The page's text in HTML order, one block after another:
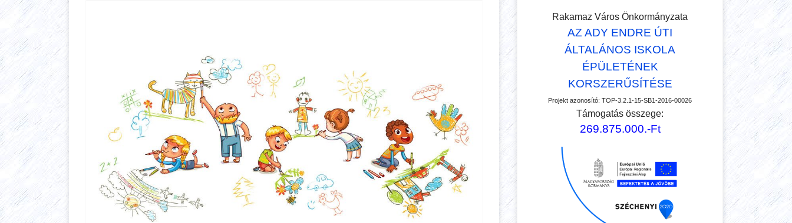
Rakamaz Város Önkormányzata
AZ ADY ENDRE ÚTI
ÁLTALÁNOS ISKOLA
ÉPÜLETÉNEK
KORSZERŰSÍTÉSE
Projekt azonosító: TOP-3.2.1-15-SB1-2016-00026
Támogatás összege:
269.875.000.-Ft